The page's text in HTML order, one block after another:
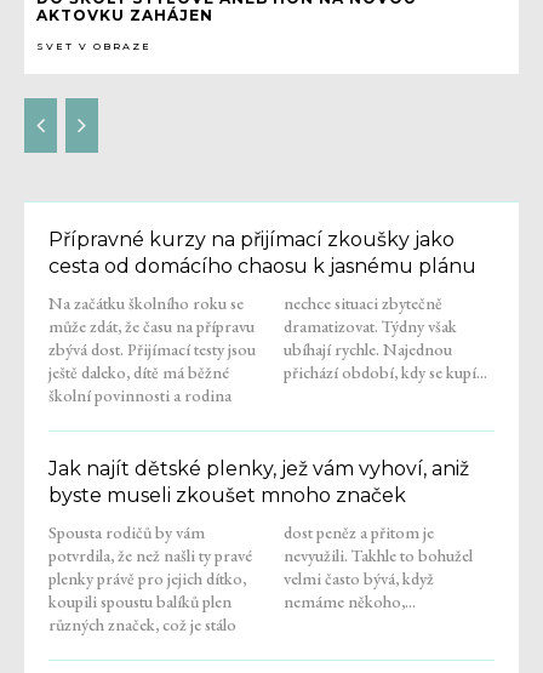
AKTOVKU ZAHÁJEN
SVET V OBRAZE
Přípravné kurzy na přijímací zkoušky jako
cesta od domácího chaosu k jasnému plánu
Na začátku školního roku se
může zdát, že času na přípravu
zbývá dost. Přijímací testy jsou
ještě daleko, dítě má běžné
školní povinnosti a rodina
nechce situaci zbytečně
dramatizovat. Týdny však
ubíhají rychle. Najednou
přichází období, kdy se kupí...
Jak najít dětské plenky, jež vám vyhoví, aniž
byste museli zkoušet mnoho značek
Spousta rodičů by vám
potvrdila, že než našli ty pravé
plenky právě pro jejich dítko,
koupili spoustu balíků plen
různých značek, což je stálo
dost peněz a přitom je
nevyužili. Takhle to bohužel
velmi často bývá, když
nemáme někoho,...